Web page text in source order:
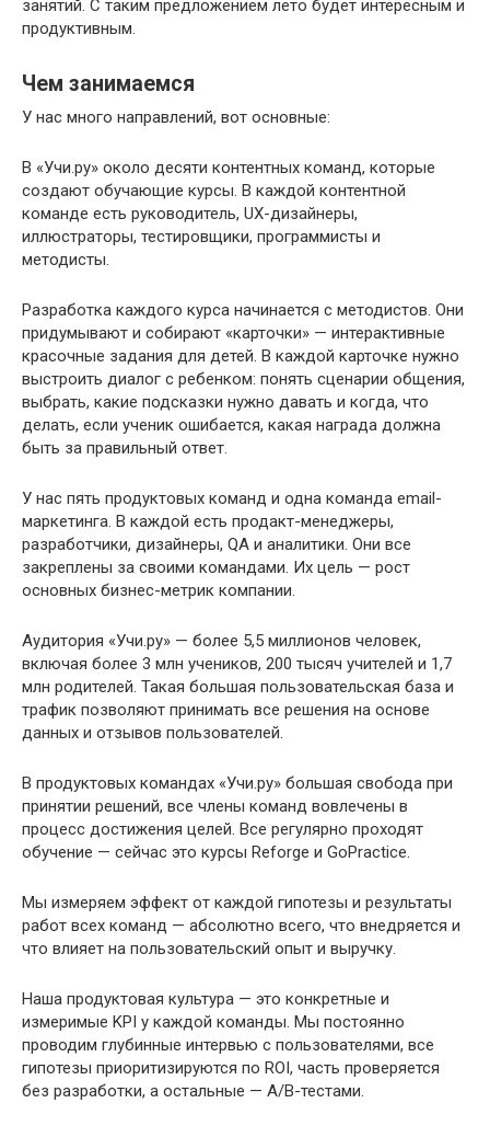
занятий. С таким предложением лето будет интересным и
продуктивным.
Чем занимаемся
У нас много направлений, вот основные:
В «Учи.ру» около десяти контентных команд, которые
создают обучающие курсы. В каждой контентной
команде есть руководитель, UX-дизайнеры,
иллюстраторы, тестировщики, программисты и
методисты.
Разработка каждого курса начинается с методистов. Они
придумывают и собирают «карточки» — интерактивные
красочные задания для детей. В каждой карточке нужно
выстроить диалог с ребенком: понять сценарии общения,
выбрать, какие подсказки нужно давать и когда, что
делать, если ученик ошибается, какая награда должна
быть за правильный ответ.
У нас пять продуктовых команд и одна команда email-
маркетинга. В каждой есть продакт-менеджеры,
разработчики, дизайнеры, QA и аналитики. Они все
закреплены за своими командами. Их цель — рост
основных бизнес-метрик компании.
Аудитория «Учи.ру» — более 5,5 миллионов человек,
включая более 3 млн учеников, 200 тысяч учителей и 1,7
млн родителей. Такая большая пользовательская база и
трафик позволяют принимать все решения на основе
данных и отзывов пользователей.
В продуктовых командах «Учи.ру» большая свобода при
принятии решений, все члены команд вовлечены в
процесс достижения целей. Все регулярно проходят
обучение — сейчас это курсы Reforge и GoPractice.
Мы измеряем эффект от каждой гипотезы и результаты
работ всех команд — абсолютно всего, что внедряется и
что влияет на пользовательский опыт и выручку.
Наша продуктовая культура — это конкретные и
измеримые KPI у каждой команды. Мы постоянно
проводим глубинные интервью с пользователями, все
гипотезы приоритизируются по ROI, часть проверяется
без разработки, а остальные — A/B-тестами.